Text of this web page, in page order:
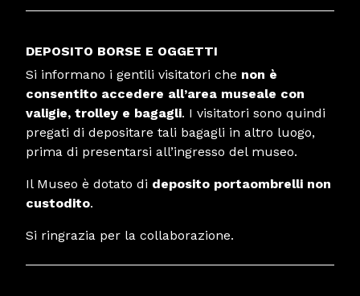
DEPOSITO BORSE E OGGETTI
Si informano i gentili visitatori che non è
consentito accedere all’area museale con
valigie, trolley e bagagli. I visitatori sono quindi
pregati di depositare tali bagagli in altro luogo,
prima di presentarsi all’ingresso del museo.
Il Museo è dotato di deposito portaombrelli non
custodito.
Si ringrazia per la collaborazione.